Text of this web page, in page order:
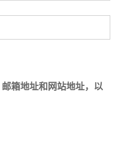
箱地址和网站地址，以